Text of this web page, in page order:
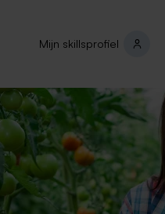
Mijn skillsprofiel